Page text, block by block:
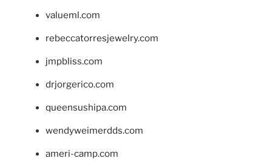
valueml.com
rebeccatorresjewelry.com
jmpbliss.com
drjorgerico.com
queensushipa.com
wendyweimerdds.com
ameri-camp.com